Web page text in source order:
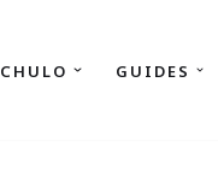
GUIDES